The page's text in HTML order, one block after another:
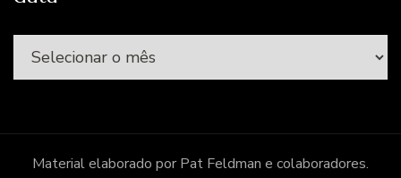
Todos
os
anteriores,
porMaterial elaborado por Pat Feldman e colaboradores.